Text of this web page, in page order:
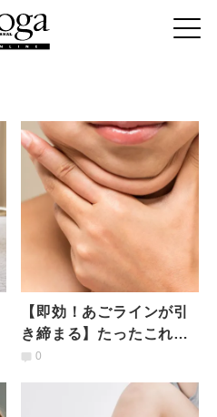
【即効！あごラインが引
き締まる】たったこれだ
け？ 伸ばす動きで二重あ
0